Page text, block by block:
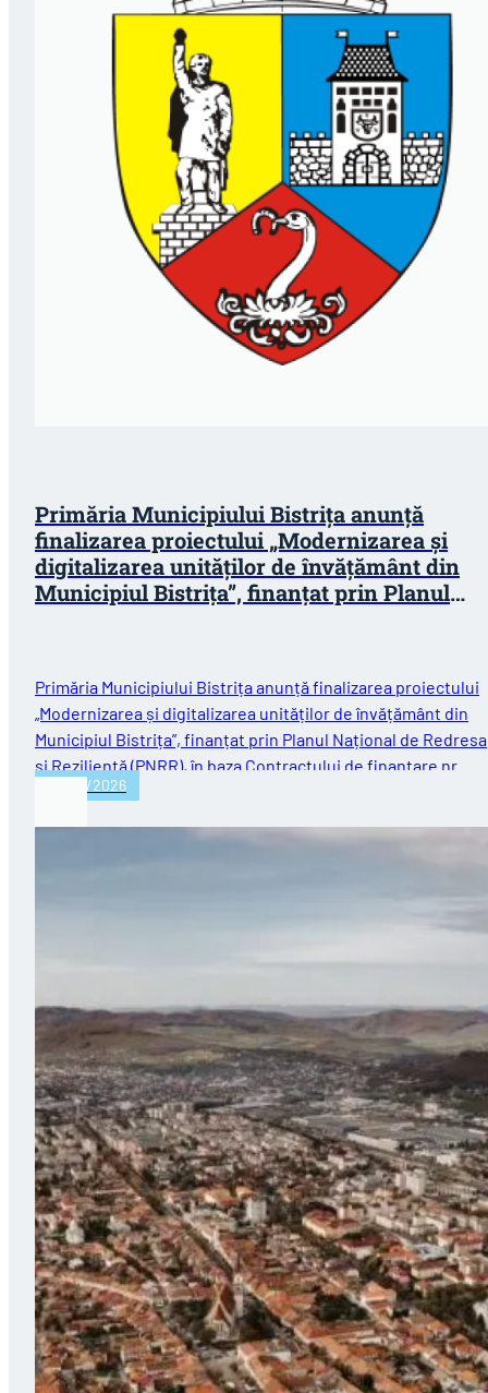
Primăria Municipiului Bistrița anunță
finalizarea proiectului „Modernizarea și
digitalizarea unităților de învățământ din
Municipiul Bistrița”, finanțat prin Planul
Primăria Municipiului Bistrița anunță finalizarea proiectului
„Modernizarea și digitalizarea unităților de învățământ din
Municipiul Bistrița”, finanțat prin Planul Național de
și Reziliență (PNRR), în baza Contractului de finanțare nr.…
30/07/2026